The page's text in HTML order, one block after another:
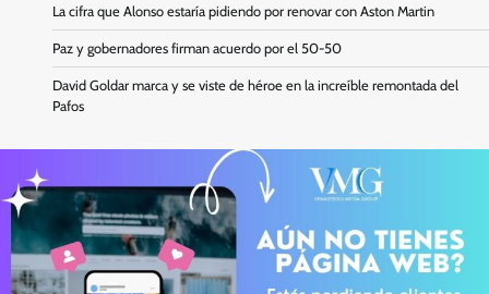
La cifra que Alonso estaría pidiendo por renovar con Aston Martin
Paz y gobernadores firman acuerdo por el 50-50
David Goldar marca y se viste de héroe en la increíble remontada del
Pafos